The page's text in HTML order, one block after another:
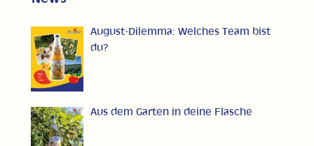
August-Dilemma: Welches Team bist
du?
Aus dem Garten in deine Flasche